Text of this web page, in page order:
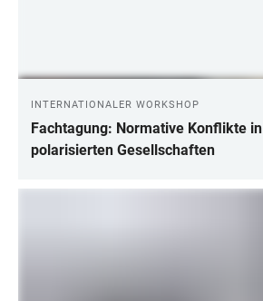
INTERNATIONALER WORKSHOP
Fachtagung: Normative Konflikte in
polarisierten Gesellschaften